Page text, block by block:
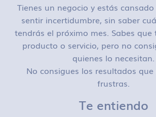
Tienes un negocio y estás
sentir incertidumbre, sin saber
tendrás el próximo mes. Sabes que
producto o servicio, pero no
quienes lo necesitan.
No consigues los resultados
frustras.
Te entiendo